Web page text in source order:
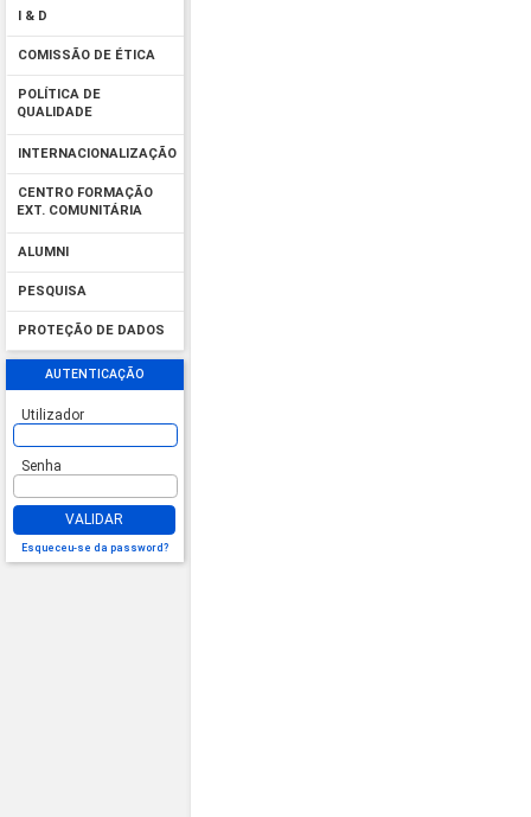
I & D
COMISSÃO DE ÉTICA
POLÍTICA DE
QUALIDADE
INTERNACIONALIZAÇÃO
CENTRO FORMAÇÃO
EXT. COMUNITÁRIA
ALUMNI
PESQUISA
PROTEÇÃO DE DADOS
AUTENTICAÇÃO
Utilizador
Senha
VALIDAR
Esqueceu-se da password?